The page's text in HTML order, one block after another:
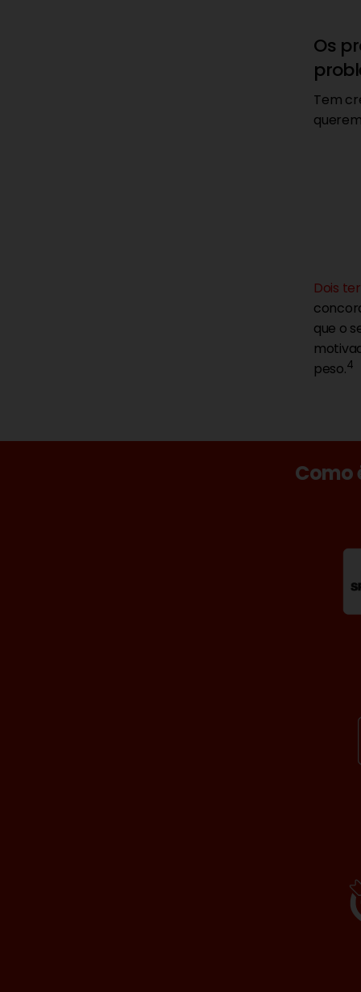
Os
Tem
Dois
que o
peso.4
Como